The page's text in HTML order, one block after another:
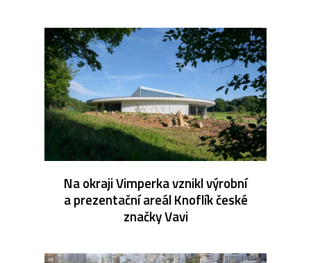
Na okraji Vimperka vznikl výrobní
a prezentační areál Knoflík české
značky Vavi